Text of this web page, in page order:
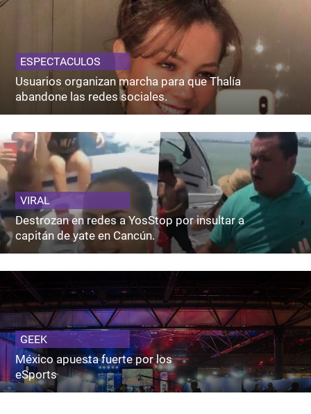
ESPECTACULOS
Usuarios organizan marcha para que Thalía
abandone las redes sociales.
VIRAL
Destrozan en redes a YosStop por insultar a
capitán de yate en Cancún.
GEEK
México apuesta fuerte por los
eSports